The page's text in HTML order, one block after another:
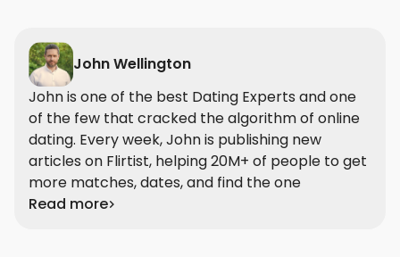
John Wellington
John is one of the best Dating Experts and one
of the few that cracked the algorithm of online
dating. Every week, John is publishing new
articles on Flirtist, helping 20M+ of people to get
more matches, dates, and find the one
Read more